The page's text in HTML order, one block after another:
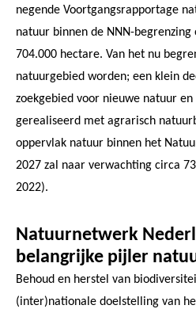
negende Voortgangsrapportage
natuur binnen de NNN-
704.000 hectare. Van het nu
natuurgebied worden; een klein
zoekgebied voor nieuwe natuur
gerealiseerd met agrarisch
oppervlak natuur binnen het
2027 zal naar verwachting circa
2022).
Natuurnetwerk
belangrijke pijler
Behoud en herstel van
(inter)nationale doelstelling van